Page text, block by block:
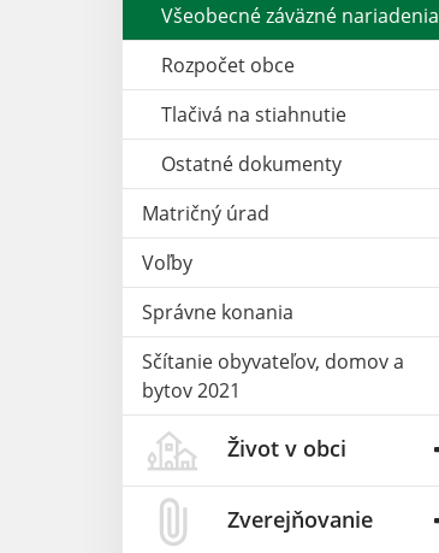
Všeobecné záväzné nariadenia
Rozpočet obce
Tlačivá na stiahnutie
Ostatné dokumenty
Matričný úrad
Voľby
Správne konania
Sčítanie obyvateľov, domov a
bytov 2021
Život v obci
Zverejňovanie